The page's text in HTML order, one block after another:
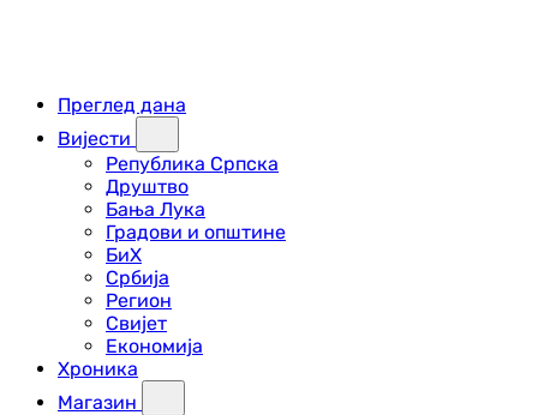
Преглед дана
Вијести
Република Српска
Друштво
Бања Лука
Градови и општине
БиХ
Србија
Регион
Свијет
Економија
Хроника
Магазин